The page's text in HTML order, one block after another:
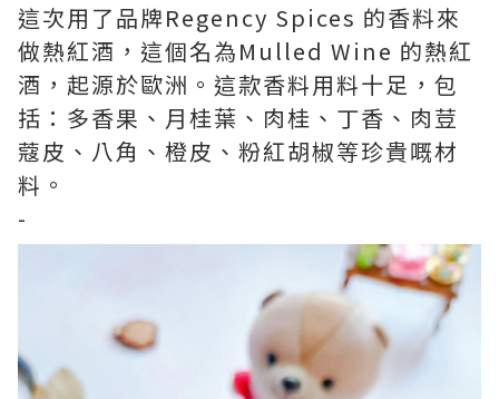
這次用了品牌Regency Spices 的香料來
做熱紅酒，這個名為Mulled Wine 的熱紅
酒，起源於歐洲。這款香料用料十足，包
括：多香果、月桂葉、肉桂、丁香、肉荳
蔻皮、八角、橙皮、粉紅胡椒等珍貴嘅材
料。
-